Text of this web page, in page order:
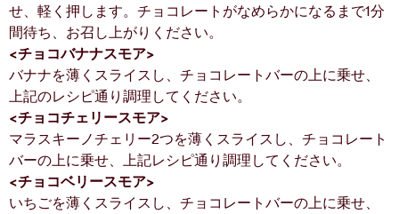
せ、軽く押します。チョコレートがなめらかになるまで1分
間待ち、お召し上がりください。
<チョコバナナスモア>
バナナを薄くスライスし、チョコレートバーの上に乗せ、
上記のレシピ通り調理してください。
<チョコチェリースモア>
マラスキーノチェリー2つを薄くスライスし、チョコレート
バーの上に乗せ、上記レシピ通り調理してください。
<チョコベリースモア>
いちごを薄くスライスし、チョコレートバーの上に乗せ、